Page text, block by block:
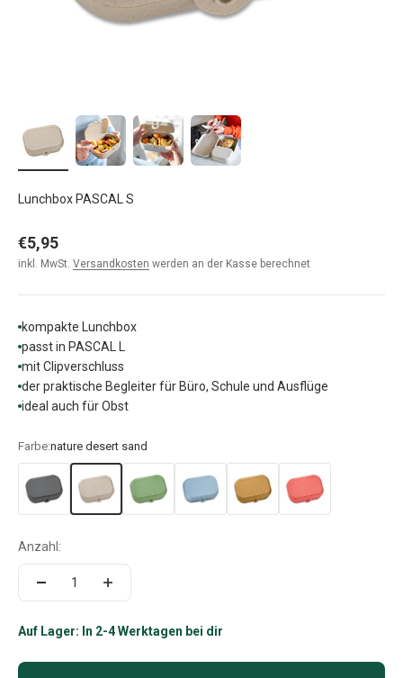
Lunchbox PASCAL S
Angebot
€5,95
inkl. MwSt. Versandkosten werden an der Kasse berechnet
kompakte Lunchbox
passt in PASCAL L
mit Clipverschluss
der praktische Begleiter für Büro, Schule und Ausflüge
ideal auch für Obst
Farbe:nature desert sand
Anzahl:
Auf Lager: In 2-4 Werktagen bei dir